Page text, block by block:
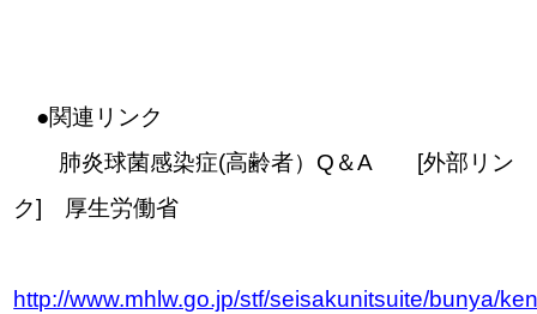
●関連リンク
肺炎球菌感染症(高齢者）Q＆A [外部リン
ク] 厚生労働省
http://www.mhlw.go.jp/stf/seisakunitsuite/bunya/